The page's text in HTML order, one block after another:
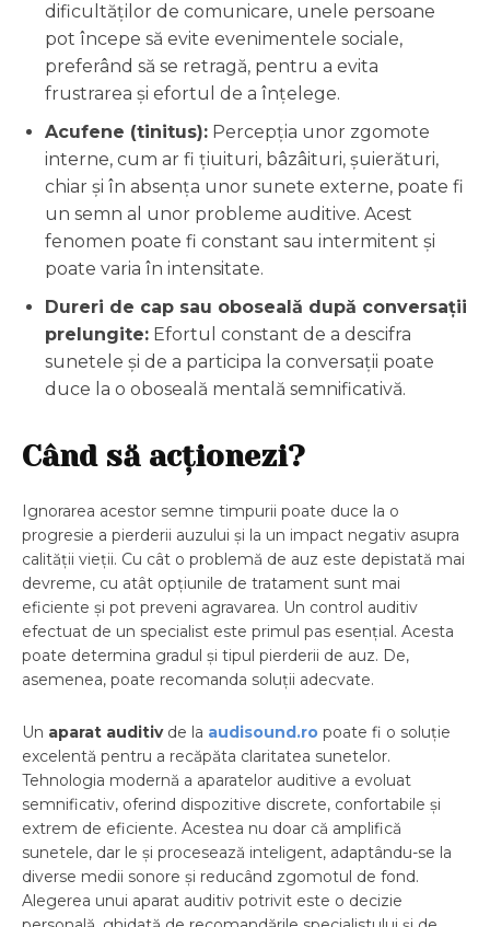
dificultăților de comunicare, unele persoane
pot începe să evite evenimentele sociale,
preferând să se retragă, pentru a evita
frustrarea și efortul de a înțelege.
Acufene (tinitus): Percepția unor zgomote
interne, cum ar fi țiuituri, bâzâituri, șuierături,
chiar și în absența unor sunete externe, poate fi
un semn al unor probleme auditive. Acest
fenomen poate fi constant sau intermitent și
poate varia în intensitate.
Dureri de cap sau oboseală după conversații
prelungite: Efortul constant de a descifra
sunetele și de a participa la conversații poate
duce la o oboseală mentală semnificativă.
Când să acționezi?
Ignorarea acestor semne timpurii poate duce la o
progresie a pierderii auzului și la un impact negativ asupra
calității vieții. Cu cât o problemă de auz este depistată mai
devreme, cu atât opțiunile de tratament sunt mai
eficiente și pot preveni agravarea. Un control auditiv
efectuat de un specialist este primul pas esențial. Acesta
poate determina gradul și tipul pierderii de auz. De,
asemenea, poate recomanda soluții adecvate.
Un aparat auditivde la audisound.ro poate fi o soluție
excelentă pentru a recăpăta claritatea sunetelor.
Tehnologia modernă a aparatelor auditive a evoluat
semnificativ, oferind dispozitive discrete, confortabile și
extrem de eficiente. Acestea nu doar că amplifică
sunetele, dar le și procesează inteligent, adaptându-se la
diverse medii sonore și reducând zgomotul de fond.
Alegerea unui aparat auditiv potrivit este o decizie